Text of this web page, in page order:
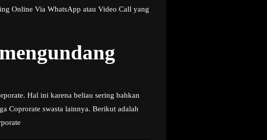
Online Via WhatsApp atau Video Call yang
Hal ini karena beliau sering bahkan
Coprorate swasta lainnya. Berikut adalah